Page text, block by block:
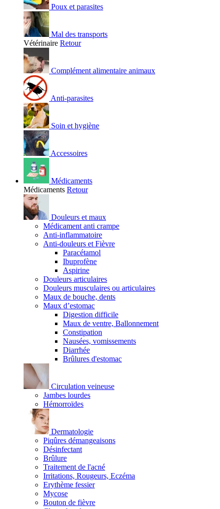
Poux et parasites
Mal des transports
Vétérinaire Retour
Complément alimentaire animaux
Anti-parasites
Soin et hygiène
Accessoires
Médicaments
Médicaments Retour
Douleurs et maux
Médicament anti crampe
Anti-inflammatoire
Anti-douleurs et Fièvre
Paracétamol
Ibuprofène
Aspirine
Douleurs articulaires
Douleurs musculaires ou articulaires
Maux de bouche, dents
Maux d’estomac
Digestion difficile
Maux de ventre, Ballonnement
Constipation
Nausées, vomissements
Diarrhée
Brûlures d'estomac
Circulation veineuse
Jambes lourdes
Hémorroïdes
Dermatologie
Piqûres démangeaisons
Désinfectant
Brûlure
Traitement de l'acné
Irritations, Rougeurs, Eczéma
Erythème fessier
Mycose
Bouton de fièvre